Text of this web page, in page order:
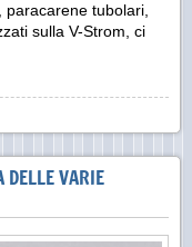
paracarene tubolari,
sulla V-Strom, ci
DELLE VARIE